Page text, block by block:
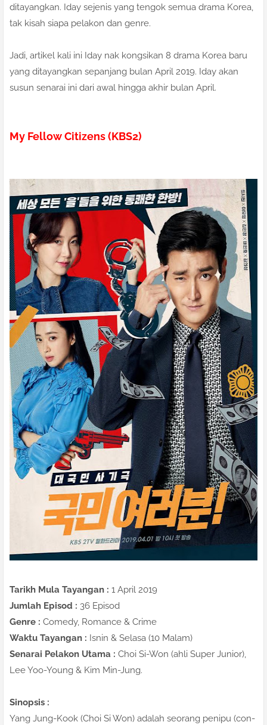
ditayangkan. Iday sejenis yang tengok semua drama Korea,
tak kisah siapa pelakon dan genre.
Jadi, artikel kali ini Iday nak kongsikan 8 drama Korea baru
yang ditayangkan sepanjang bulan April 2019. Iday akan
susun senarai ini dari awal hingga akhir bulan April.
My Fellow Citizens (KBS2)
Tarikh Mula Tayangan : 1 April 2019
Jumlah Episod : 36 Episod
Genre : Comedy, Romance & Crime
Waktu Tayangan : Isnin & Selasa (10 Malam)
Senarai Pelakon Utama : Choi Si-Won (ahli Super Junior),
Lee Yoo-Young & Kim Min-Jung.
Sinopsis :
Yang Jung-Kook (Choi Si Won) adalah seorang penipu (con-